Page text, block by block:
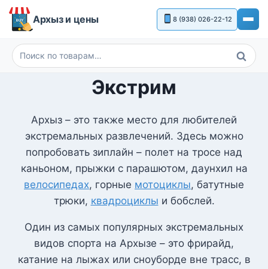
Перейти
Архыз и цены 8 (938) 026-22-12
Искать:
Поиск
Экстрим
Архыз – это также место для любителей
экстремальных развлечений. Здесь можно
попробовать зиплайн – полет на тросе над
каньоном, прыжки с парашютом, даунхил на
велосипедах, горные мотоциклы, батутные
трюки, квадроциклы и бобслей.
Один из самых популярных экстремальных
видов спорта на Архызе – это фрирайд,
катание на лыжах или сноуборде вне трасс, в